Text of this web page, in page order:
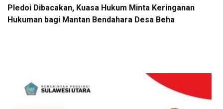
Pledoi Dibacakan, Kuasa Hukum Minta Keringanan
Hukuman bagi Mantan Bendahara Desa Beha